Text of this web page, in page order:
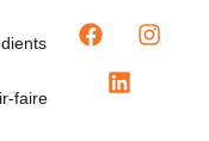
faire